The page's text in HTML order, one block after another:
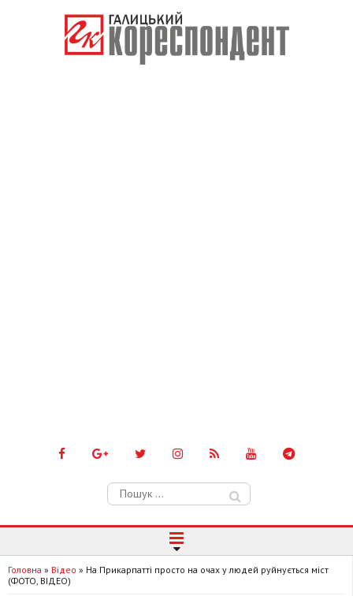
Пошук:
Головна » Відео » На Прикарпатті просто на очах у людей руйнується міст
(ФОТО, ВІДЕО)